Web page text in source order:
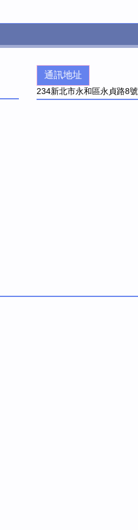
通訊地址
234新北市永和區永貞路8號